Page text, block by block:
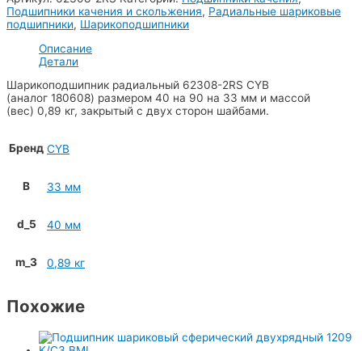
Подшипники качения и скольжения, Радиальные шариковые
подшипники, Шарикоподшипники
Описание
Детали
Шарикоподшипник радиальный 62308-2RS CYB
(аналог 180608) размером 40 на 90 на 33 мм и массой
(вес) 0,89 кг, закрытый с двух сторон шайбами.
Бренд CYB
B 33 мм
d_5 40 мм
m_3 0,89 кг
Похожие